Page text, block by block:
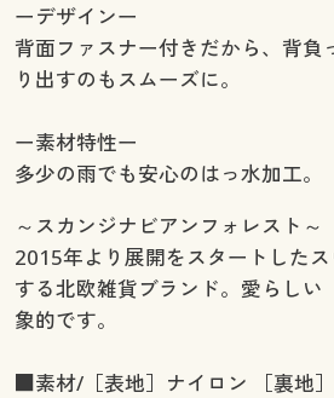
ーデザインー
背面ファスナー付きだから、背負
り出すのもスムーズに。
ー素材特性ー
多少の雨でも安心のはっ水加工。
～スカンジナビアンフォレスト～
2015年より展開をスタートした
する北欧雑貨ブランド。愛らしい
象的です。
■素材/［表地］ナイロン ［裏地